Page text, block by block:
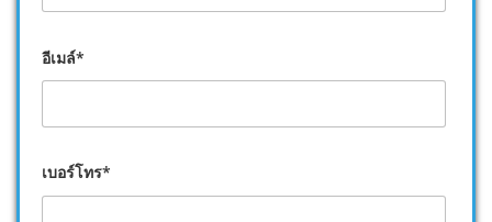
อีเมล์*
เบอร์โทร*